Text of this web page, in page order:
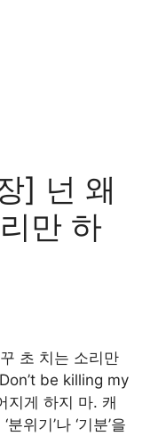
] 넌 왜
만 하
초 치는 소리만
be killing my
지게 하지 마. 캐
위기’나 ‘기분’을